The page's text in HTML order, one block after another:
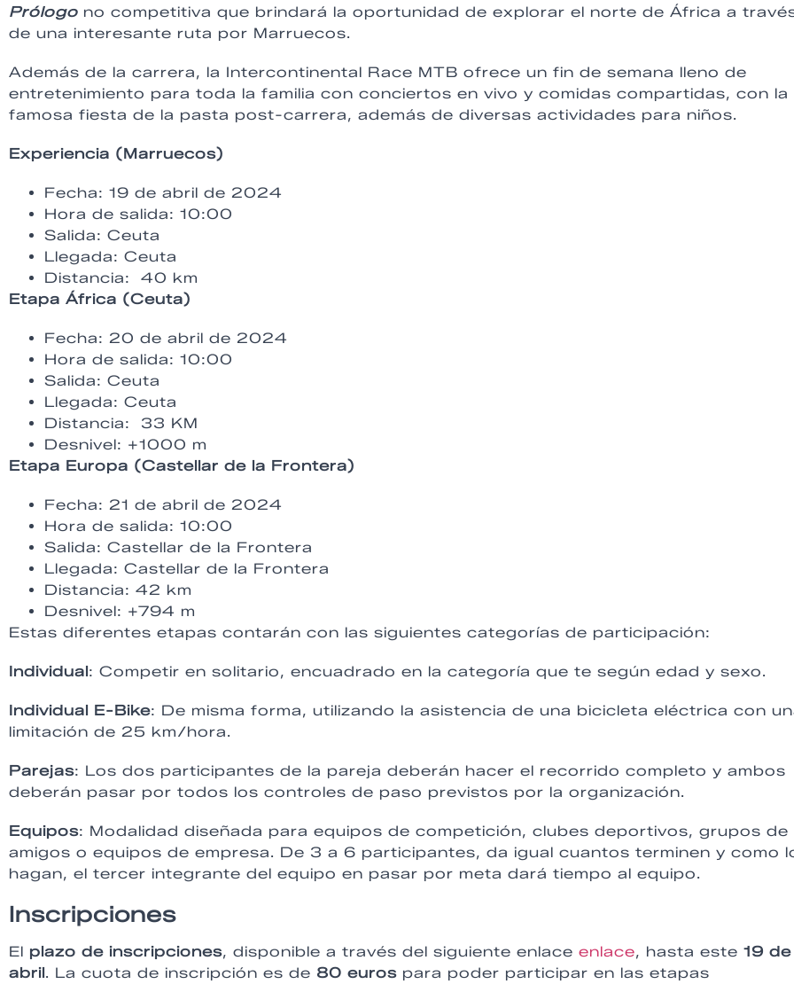
Prólogo no competitiva que brindará la oportunidad de explorar el norte de África a
de una interesante ruta por Marruecos.
Además de la carrera, la Intercontinental Race MTB ofrece un fin de semana lleno de
entretenimiento para toda la familia con conciertos en vivo y comidas compartidas, con la
famosa fiesta de la pasta post-carrera, además de diversas actividades para niños.
Experiencia (Marruecos)
Fecha: 19 de abril de 2024
Hora de salida: 10:00
Salida: Ceuta
Llegada: Ceuta
Distancia: 40 km
Etapa África (Ceuta)
Fecha: 20 de abril de 2024
Hora de salida: 10:00
Salida: Ceuta
Llegada: Ceuta
Distancia: 33 KM
Desnivel: +1000 m
Etapa Europa (Castellar de la Frontera)
Fecha: 21 de abril de 2024
Hora de salida: 10:00
Salida: Castellar de la Frontera
Llegada: Castellar de la Frontera
Distancia: 42 km
Desnivel: +794 m
Estas diferentes etapas contarán con las siguientes categorías de participación:
Individual: Competir en solitario, encuadrado en la categoría que te según edad y sexo.
Individual E-Bike: De misma forma, utilizando la asistencia de una bicicleta eléctrica con
limitación de 25 km/hora.
Parejas: Los dos participantes de la pareja deberán hacer el recorrido completo y ambos
deberán pasar por todos los controles de paso previstos por la organización.
Equipos: Modalidad diseñada para equipos de competición, clubes deportivos, grupos de
amigos o equipos de empresa. De 3 a 6 participantes, da igual cuantos terminen y como
hagan, el tercer integrante del equipo en pasar por meta dará tiempo al equipo.
Inscripciones
El plazo de inscripciones, disponible a través del siguiente enlace enlace, hasta este 19 de
abril. La cuota de inscripción es de 80 euros para poder participar en las etapas